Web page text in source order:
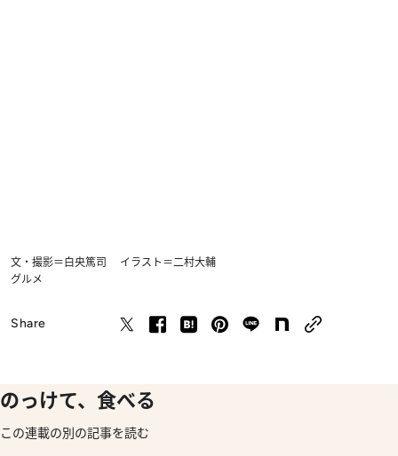
文・撮影＝白央篤司 イラスト＝二村大輔
グルメ
Share
のっけて、食べる
この連載の別の記事を読む